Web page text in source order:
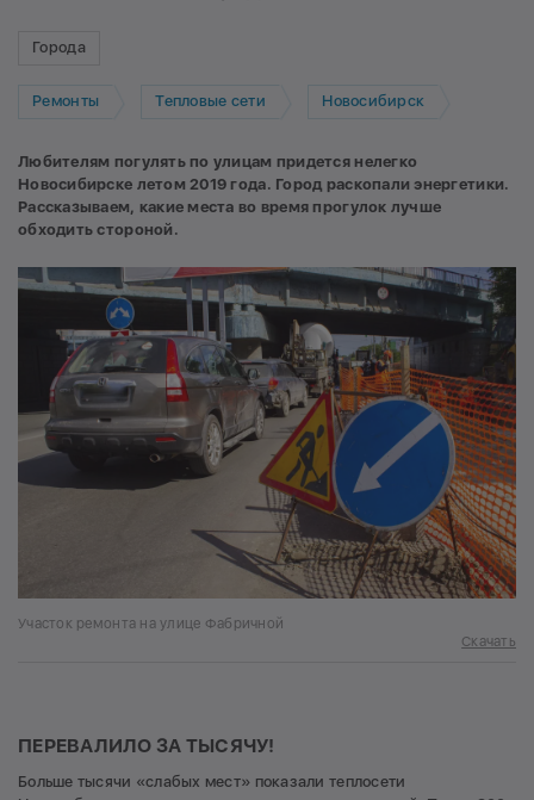
Города
Ремонты Тепловые сети Новосибирск
Любителям погулять по улицам придется нелегко
Новосибирске летом 2019 года. Город раскопали энергетики.
Рассказываем, какие места во время прогулок лучше
обходить стороной.
Участок ремонта на улице Фабричной
Скачать
ПЕРЕВАЛИЛО ЗА ТЫСЯЧУ!
Больше тысячи «слабых мест» показали теплосети